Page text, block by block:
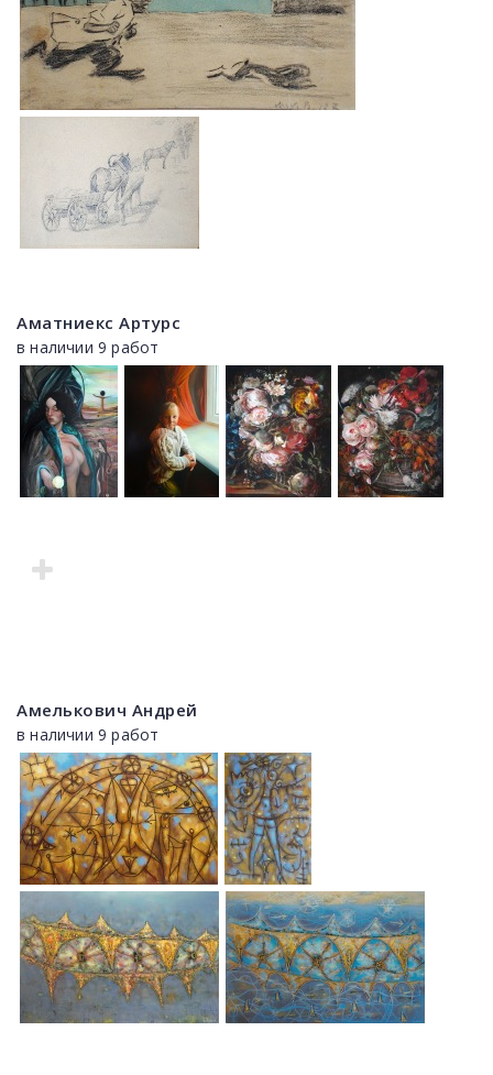
Аматниекс Артурс
в наличии 9 работ
Амелькович Андрей
в наличии 9 работ